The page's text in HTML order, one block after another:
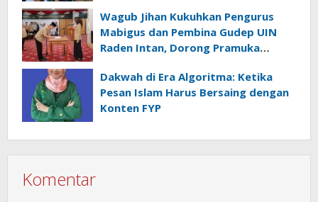
Wagub Jihan Kukuhkan Pengurus
Mabigus dan Pembina Gudep UIN
Raden Intan, Dorong Pramuka
Dakwah di Era Algoritma: Ketika
Pesan Islam Harus Bersaing dengan
Konten FYP
Komentar